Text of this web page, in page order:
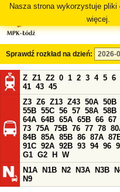
Nasza strona wykorzystuje
więcej.
Sprawdź rozkład na dzień:
Z Z1 Z2 0 1 2 3 4 5 6
41 43 45
Z3 Z6 Z13 Z43 50A 50B
55B 55C 56 57 58A 58B
64A 64B 65A 65B 66 67
73 75A 75B 76 77 78
84B 85A 85B 86 87A
91C 92A 92B 93 94 96
G1 G2 H
W
N1A
N1B N2 N3A N3B
N9